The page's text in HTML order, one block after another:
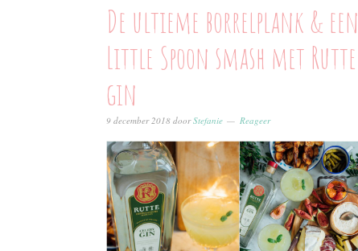
De ultieme borrelplank & een
Little Spoon smash met Rutte
gin
9 december 2018 doorStefanie Reageer